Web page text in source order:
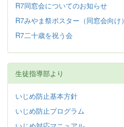
R7同窓会についてのお知らせ
R7みやま祭ポスター（同窓会向け）
R7二十歳を祝う会
生徒指導部より
いじめ防止基本方針
いじめ防止プログラム